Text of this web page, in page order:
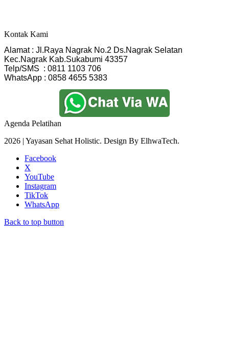
Kontak Kami
Alamat : Jl.Raya Nagrak No.2 Ds.Nagrak Selatan
Kec.Nagrak Kab.Sukabumi 43357
Telp/SMS  : 0811 1103 706
WhatsApp : 0858 4655 5383
Agenda Pelatihan
2026 | Yayasan Sehat Holistic. Design By ElhwaTech.
Facebook
X
YouTube
Instagram
TikTok
WhatsApp
Back to top button